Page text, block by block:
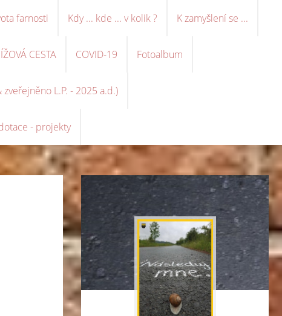
farnosti Kdy ... kde ... v kolik ? K zamyšlení se ...
CESTA COVID-19 Fotoalbum
L.P. - 2025 a.d.)
- projekty